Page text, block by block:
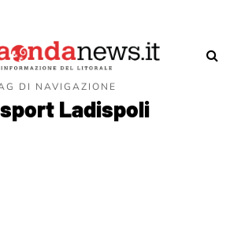
DI NAVIGAZIONE
Ladispoli